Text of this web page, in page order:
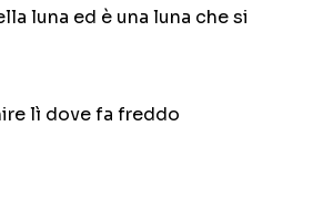
luna ed è una luna che si
lì dove fa freddo